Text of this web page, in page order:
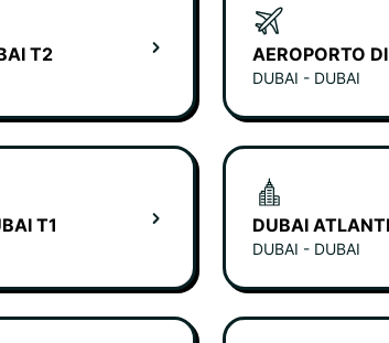
T2 AEROPORTO
DUBAI - DUBAI
T1
DUBAI - DUBAI